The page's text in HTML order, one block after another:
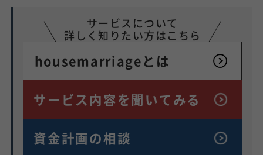
サービスについて
詳しく知りたい方はこちら
housemarriageとは
サービス内容を聞いてみる
資金計画の相談